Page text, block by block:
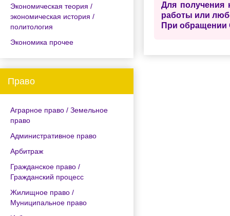
Экономическая теория /
экономическая история /
политология
Экономика прочее
Право
Аграрное право / Земельное
право
Административное право
Арбитраж
Гражданское право /
Гражданский процесс
Жилищное право /
Муниципальное право
Для получения
работы или
При обращении